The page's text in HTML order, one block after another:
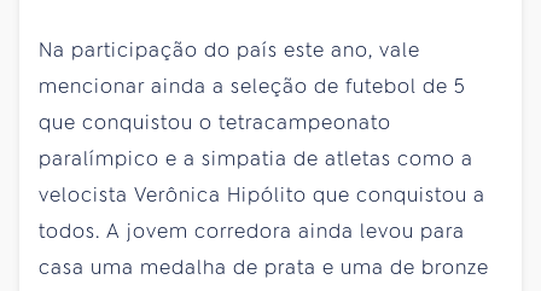
Na participação do país este ano, vale
mencionar ainda a seleção de futebol de 5
que conquistou o tetracampeonato
paralímpico e a simpatia de atletas como a
velocista Verônica Hipólito que conquistou a
todos. A jovem corredora ainda levou para
casa uma medalha de prata e uma de bronze